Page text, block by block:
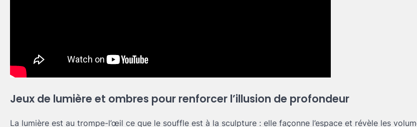
Jeux de lumière et ombres pour renforcer l’illusion de profondeur
La lumière est au trompe-l’œil ce que le souffle est à la sculpture : elle façonne l’espace et révèle les